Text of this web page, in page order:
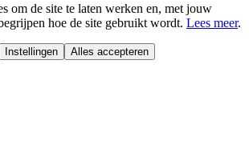
om de site te laten werken en, met jouw
hoe de site gebruikt wordt. Lees meer.
Instellingen Alles accepteren